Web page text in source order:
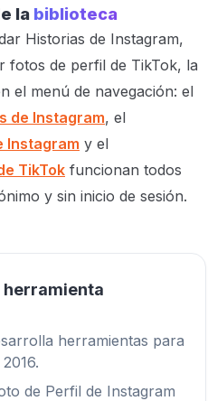
la biblioteca
Historias de Instagram,
fotos de perfil de TikTok, la
el menú de navegación: el
de Instagram, el
Instagram y el
TikTok funcionan todos
y sin inicio de sesión.
herramientas para
de Perfil de Instagram